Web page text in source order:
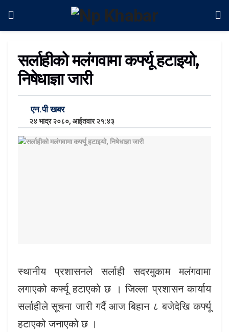
सर्लाहीको मलंगवामा कर्फ्यू हटाइयो,
निषेधाज्ञा जारी
एन.पी खबर
२४ भाद्र २०८०, आईतवार २१:४३
स्थानीय प्रशासनले सर्लाही सदरमुकाम मलंगवामा
लगाएको कर्फ्यू हटाएको छ । जिल्ला प्रशासन कार्याय
सर्लाहीले सूचना जारी गर्दै आज बिहान ८ बजेदेखि कर्फ्यू
हटाएको जनाएको छ ।